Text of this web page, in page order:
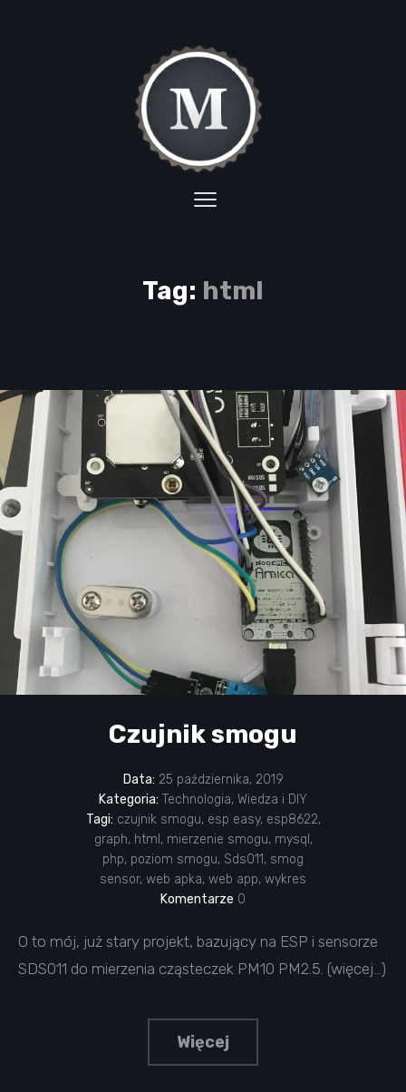
Tag: html
Czujnik smogu
Data: 25 października, 2019
Kategoria: Technologia, Wiedza i DIY
Tagi: czujnik smogu, esp easy, esp8622,
graph, html , mierzenie smogu, mysql ,
php, poziom smogu, Sds011, smog
sensor, web apka, web app, wykres
Komentarze 0
O to mój, już stary projekt, bazujący na ESP i sensorze
SDS011 do mierzenia cząsteczek PM10 PM2.5. (więcej…)
Więcej